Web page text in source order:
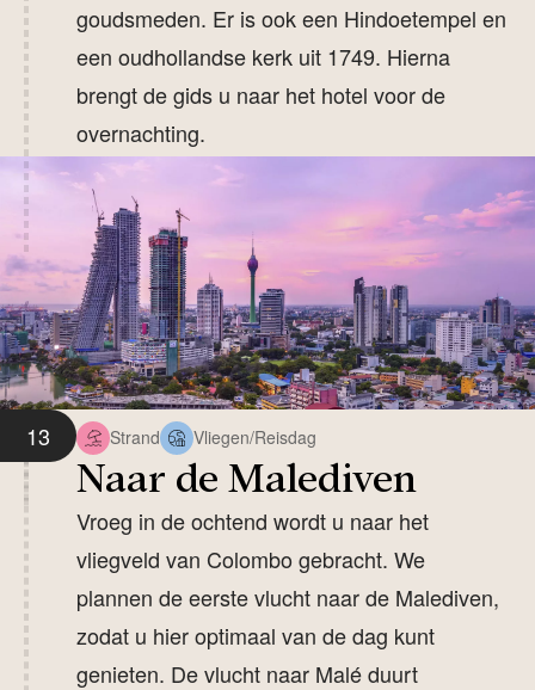
goudsmeden. Er is ook een Hindoetempel en
een oudhollandse kerk uit 1749. Hierna
brengt de gids u naar het hotel voor de
overnachting.
13 Strand Vliegen/Reisdag
Naar de Malediven
Vroeg in de ochtend wordt u naar het
vliegveld van Colombo gebracht. We
plannen de eerste vlucht naar de Malediven,
zodat u hier optimaal van de dag kunt
genieten. De vlucht naar Malé duurt